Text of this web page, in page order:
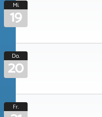
Mi.
19
Do.
20
Fr.